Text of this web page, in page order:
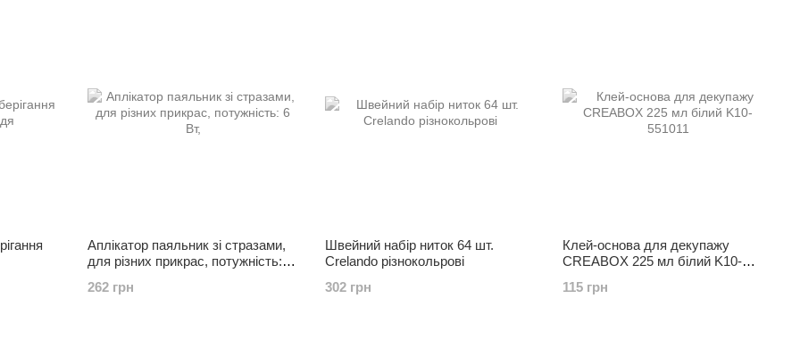
Аплікатор паяльник зі стразами,
для різних прикрас, потужність: 6
262 грн
Швейний набір ниток 64 шт.
Crelando різнокольрові
302 грн
Клей-основа для декупажу
CREABOX 225 мл білий K10-
115 грн